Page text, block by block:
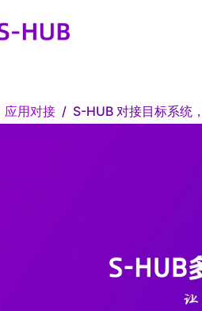
应用对接 S-HUB 对接目标系统